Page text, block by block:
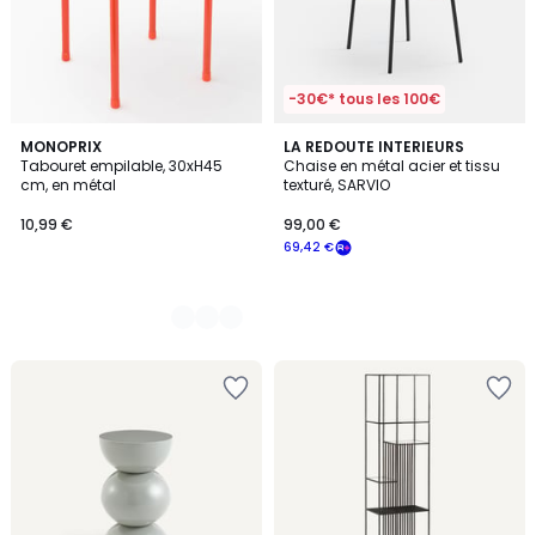
MONOPRIX
Tabouret empilable, 30xH45
cm, en métal
10,99 €
2
Couleurs
-30€* tous les 100€
LA REDOUTE INTERIEURS
Chaise en métal acier et tissu
texturé, SARVIO
69,42 €
99,00 €